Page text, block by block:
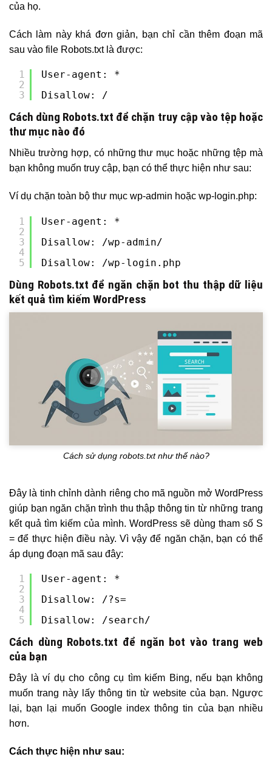
của họ.
Cách làm này khá đơn giản, bạn chỉ cần thêm đoạn mã
sau vào file Robots.txt là được:
1
2
3
User-agent: *
Disallow: /
Cách dùng Robots.txt để chặn truy cập vào tệp hoặc
thư mục nào đó
Nhiều trường hợp, có những thư mục hoặc những tệp mà
bạn không muốn truy cập, bạn có thể thực hiện như sau:
Ví dụ chặn toàn bộ thư mục wp-admin hoặc wp-login.php:
1
2
3
4
5
User-agent: *
Disallow: /wp-admin/
Disallow: /wp-login.php
Dùng Robots.txt để ngăn chặn bot thu thập dữ liệu
kết quả tìm kiếm WordPress
Cách sử dụng robots.txt như thế nào?
Đây là tinh chỉnh dành riêng cho mã nguồn mở WordPress
giúp bạn ngăn chặn trình thu thập thông tin từ những trang
kết quả tìm kiếm của mình. WordPress sẽ dùng tham số S
= để thực hiện điều này. Vì vậy để ngăn chặn, bạn có thể
áp dụng đoạn mã sau đây:
1
2
3
4
5
User-agent: *
Disallow: /?s=
Disallow: /search/
Cách dùng Robots.txt để ngăn bot vào trang web
của bạn
Đây là ví dụ cho công cụ tìm kiếm Bing, nếu bạn không
muốn trang này lấy thông tin từ website của bạn. Ngược
lại, bạn lại muốn Google index thông tin của bạn nhiều
hơn.
Cách thực hiện như sau: